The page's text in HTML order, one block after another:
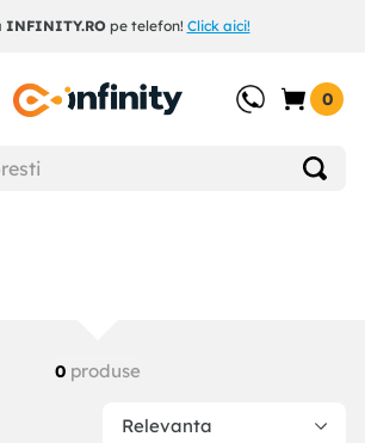
INFINITY.ROpe telefon! Click aici!
0
0 produse
Relevanta